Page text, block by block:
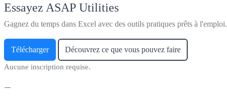
Essayez ASAP Utilities
Gagnez du temps dans Excel avec des outils pratiques prêts à l'emploi.
Télécharger Découvrez ce que vous pouvez faire
Aucune inscription requise.